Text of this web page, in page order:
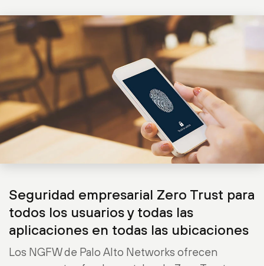
Seguridad empresarial Zero Trust para
todos los usuarios y todas las
aplicaciones en todas las ubicaciones
Los NGFW de Palo Alto Networks ofrecen